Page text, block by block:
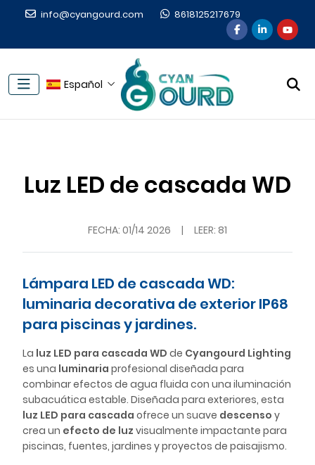
info@cyangourd.com 8618125217679
Español
Luz LED de cascada WD
FECHA: 01/14 2026 | LEER: 81
Lámpara LED de cascada WD:
luminaria decorativa de exterior IP68
para piscinas y jardines.
La luz LED para cascada WD de Cyangourd Lighting
es una luminaria profesional diseñada para
combinar efectos de agua fluida con una iluminación
subacuática estable. Diseñada para exteriores, esta
luz LED para cascada ofrece un suave descenso y
crea un efecto de luz visualmente impactante para
piscinas, fuentes, jardines y proyectos de paisajismo.